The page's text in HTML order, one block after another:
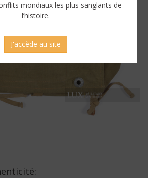
mondiaux les plus sanglants de
l’histoire.
J'accède au site